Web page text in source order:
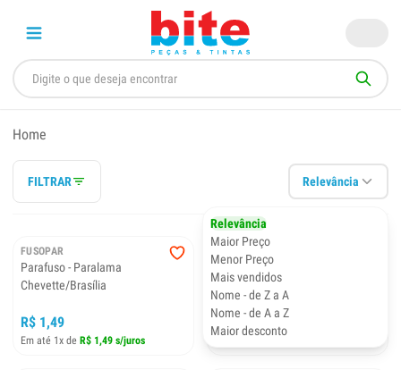
Home
FILTRAR Relevância
Relevância
Maior Preço
Menor Preço
Mais vendidos
Nome - de Z a A
Nome - de A a Z
Maior desconto
FUSOPAR
Parafuso - Paralama
Chevette/Brasília
R$ 1,49
Em até 1x de R$ 1,49 s/juros
Arruela 8mm
R$ 0,29